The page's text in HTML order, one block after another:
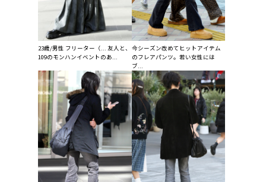
23歳/男性 フリーター（... 友人と、
109のモンハンイベントのあ...
今シーズン改めてヒットアイテム
のフレアパンツ。若い女性には
ブ...